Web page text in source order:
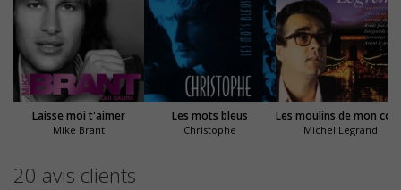
Laisse moi t'aimer
Mike Brant
Les mots bleus
Christophe Michel Legrand
20 avis clients